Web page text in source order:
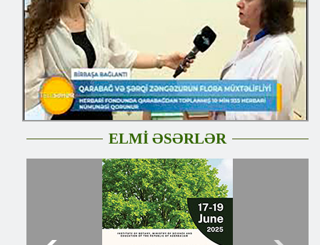
ELMİ ƏSƏRLƏR